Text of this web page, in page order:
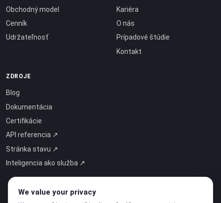
Obchodný model
Cenník
Udržateľnosť
Kariéra
O nás
Prípadové štúdie
Kontakt
ZDROJE
Blog
Dokumentácia
Certifikácie
API referencia ↗
Stránka stavu ↗
Inteligencia ako služba ↗
We value your privacy